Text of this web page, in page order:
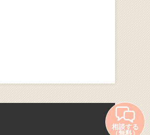
相談する
（無料）